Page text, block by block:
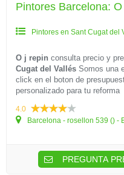
Pintores Barcelona:
Pintores en Sant Cugat del
O j repin consulta precio y
Cugat del Vallés Somos una
click en el boton de
personalizado para tu reforma
4.0
Barcelona - rosellon 539 () -
PREGUNTA